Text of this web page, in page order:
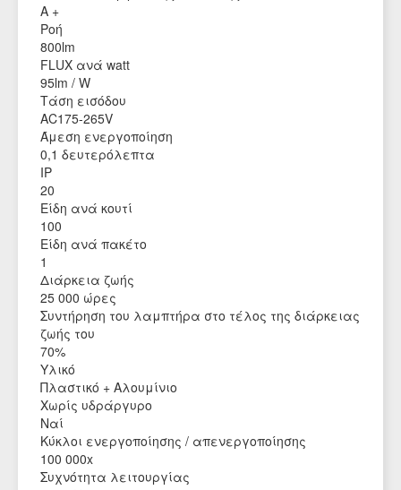
A +
Ροή
800lm
FLUX ανά watt
95lm / W
Τάση εισόδου
AC175-265V
Άμεση ενεργοποίηση
0,1 δευτερόλεπτα
IP
20
Είδη ανά κουτί
100
Είδη ανά πακέτο
1
Διάρκεια ζωής
25 000 ώρες
Συντήρηση του λαμπτήρα στο τέλος της διάρκειας
ζωής του
70%
Υλικό
Πλαστικό + Αλουμίνιο
Χωρίς υδράργυρο
Ναί
Κύκλοι ενεργοποίησης / απενεργοποίησης
100 000x
Συχνότητα λειτουργίας